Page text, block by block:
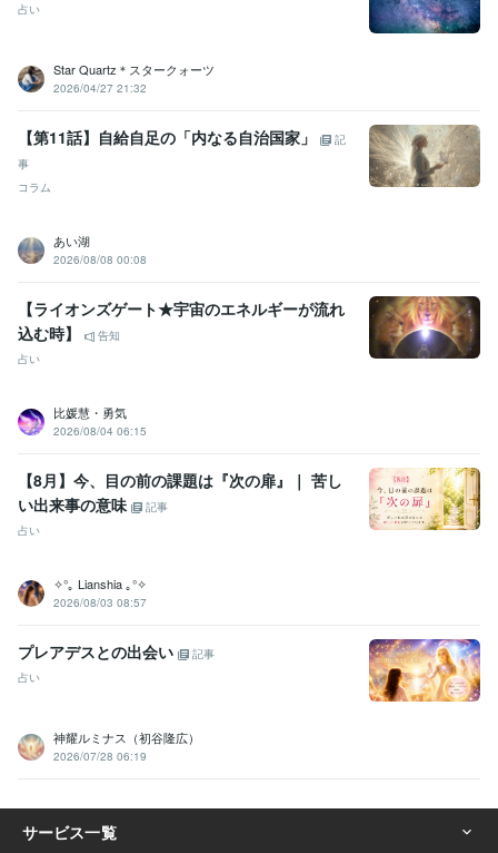
詳しくはブログのプロフィールにて記載しております
購入頂いた後　ネット環境やPC環境故障・天災などの
イレギュラーが発生した場合
「正式回答は　〇〇時頃のお届け予定になります」とご連絡致します
占い
Star Quartz＊スタークォーツ
2026/04/27 21:32
【第11話】自給自足の「内なる自治国家」
記
事
コラム
あい湖
2026/08/08 00:08
【ライオンズゲート★宇宙のエネルギーが流れ
込む時】
告知
占い
比媛慧・勇気
2026/08/04 06:15
【8月】今、目の前の課題は『次の扉』｜ 苦し
い出来事の意味
記事
占い
✧°｡ Lianshia ｡°✧
2026/08/03 08:57
プレアデスとの出会い
記事
占い
神耀ルミナス（初谷隆広）
2026/07/28 06:19